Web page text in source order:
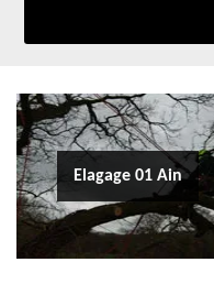
Elagage 01 Ain